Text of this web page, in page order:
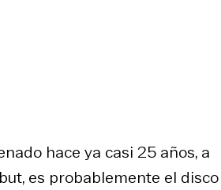
hace ya casi 25 años, a
es probablemente el disco